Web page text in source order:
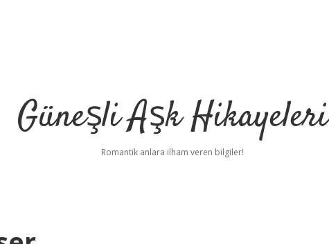
Güneşli Aşk Hikayeleri
Romantik anlara ilham veren bilgiler!